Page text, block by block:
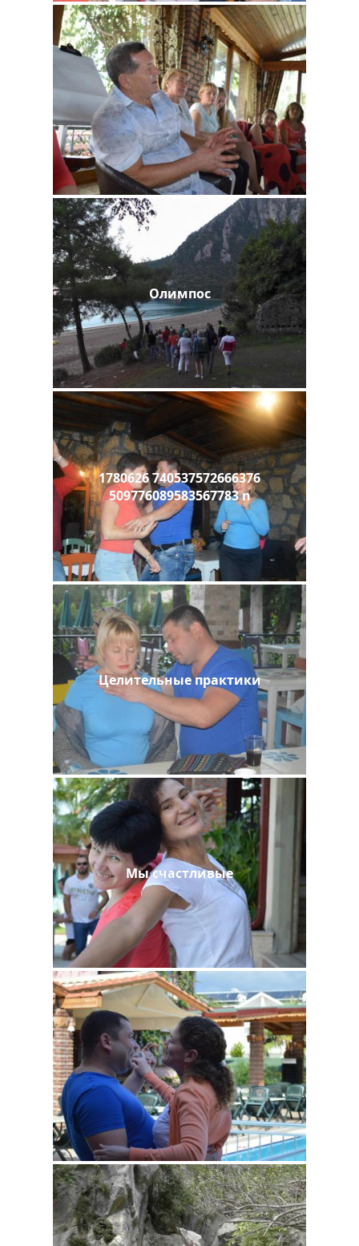
Олимпос
1780626 740537572666376
509776089583567783 n
Целительные практики
Мы счастливые